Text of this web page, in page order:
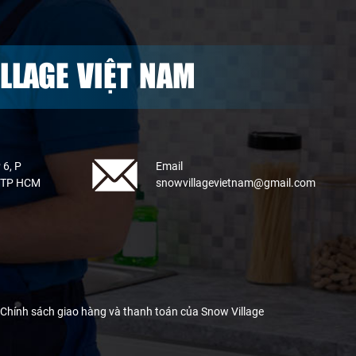
VIỆT NAM
6, P
HCM
Email
snowvillagevietnam@gmail.com
Chính sách giao hàng và thanh toán của Snow Village